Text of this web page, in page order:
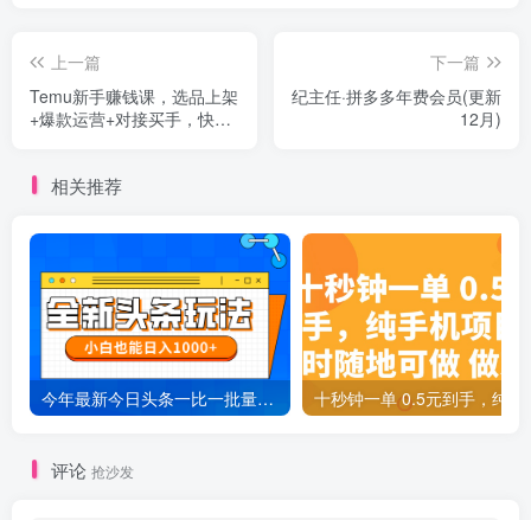
上一篇
Temu新手赚钱课，选品上架
+爆款运营+对接买手，快速
下一篇
纪主任·拼多多年费会员(更新
12月)
相关推荐
今年最新今日头条一比一批量搬砖，小白也可以日赚千元
评论 抢沙发